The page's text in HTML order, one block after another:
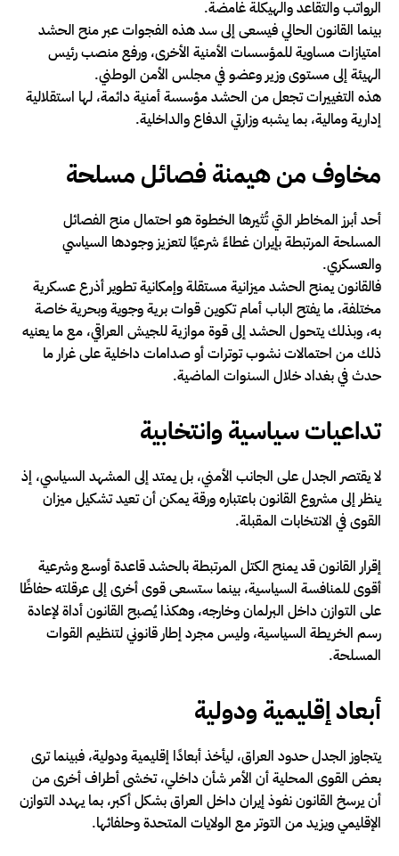
الرواتب والتقاعد والهيكلة غامضة.
بينما القانون الحالي فيسعى إلى سد هذه الفجوات عبر منح الحشد
امتيازات مساوية للمؤسسات الأمنية الأخرى، ورفع منصب رئيس
الهيئة إلى مستوى وزير وعضو في مجلس الأمن الوطني.
هذه التغييرات تجعل من الحشد مؤسسة أمنية دائمة، لها استقلالية
إدارية ومالية، بما يشبه وزارتي الدفاع والداخلية.
مخاوف من هيمنة فصائل مسلحة
أحد أبرز المخاطر التي تُثيرها الخطوة هو احتمال منح الفصائل
المسلحة المرتبطة بإيران غطاءً شرعيًا لتعزيز وجودها السياسي
والعسكري.
فالقانون يمنح الحشد ميزانية مستقلة وإمكانية تطوير أذرع عسكرية
مختلفة، ما يفتح الباب أمام تكوين قوات برية وجوية وبحرية خاصة
به، وبذلك يتحول الحشد إلى قوة موازية للجيش العراقي، مع ما يعنيه
ذلك من احتمالات نشوب توترات أو صدامات داخلية على غرار ما
حدث في بغداد خلال السنوات الماضية.
تداعيات سياسية وانتخابية
لا يقتصر الجدل على الجانب الأمني، بل يمتد إلى المشهد السياسي، إذ
ينظر إلى مشروع القانون باعتباره ورقة يمكن أن تعيد تشكيل ميزان
القوى في الانتخابات المقبلة.
إقرار القانون قد يمنح الكتل المرتبطة بالحشد قاعدة أوسع وشرعية
أقوى للمنافسة السياسية، بينما ستسعى قوى أخرى إلى عرقلته حفاظًا
على التوازن داخل البرلمان وخارجه، وهكذا يُصبح القانون أداة لإعادة
رسم الخريطة السياسية، وليس مجرد إطار قانوني لتنظيم القوات
المسلحة.
أبعاد إقليمية ودولية
يتجاوز الجدل حدود العراق، ليأخذ أبعادًا إقليمية ودولية، فبينما ترى
بعض القوى المحلية أن الأمر شأن داخلي، تخشى أطراف أخرى من
أن يرسخ القانون نفوذ إيران داخل العراق بشكل أكبر، بما يهدد التوازن
الإقليمي ويزيد من التوتر مع الولايات المتحدة وحلفائها.